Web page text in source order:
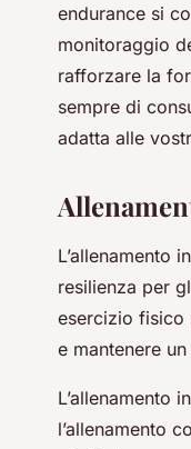
endurance si
monitoraggio
rafforzare la
sempre di
adatta alle
L’allenamento
resilienza per
esercizio fisico
e mantenere
L’allenamento
l’allenamento